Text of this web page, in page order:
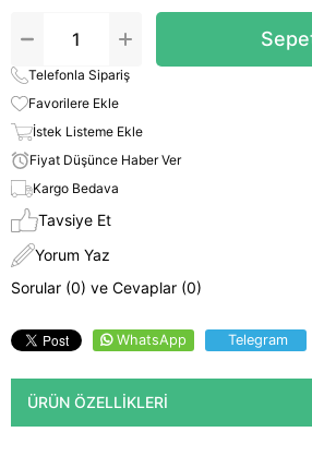
Telefonla Sipariş
Favorilere Ekle
İstek Listeme Ekle
Fiyat Düşünce Haber Ver
Kargo Bedava
Tavsiye Et
Yorum Yaz
Sorular (0) ve Cevaplar (0)
WhatsApp Telegram
ÜRÜN ÖZELLIKLERI